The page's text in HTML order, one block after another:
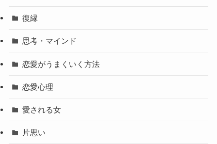
復縁
思考・マインド
恋愛がうまくいく方法
恋愛心理
愛される女
片思い